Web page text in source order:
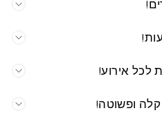
לכל אירוע!
ופשוטה!